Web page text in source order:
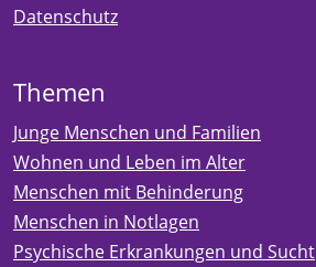
Datenschutz
Themen
Junge Menschen und Familien
Wohnen und Leben im Alter
Menschen mit Behinderung
Menschen in Notlagen
Psychische Erkrankungen und Sucht